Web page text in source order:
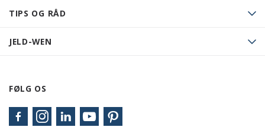
TIPS OG RÅD
JELD-WEN
FØLG OS